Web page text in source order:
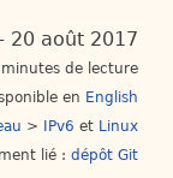
20 août 2017
de lecture
en English
> IPv6
Linux
lié : dépôt Git